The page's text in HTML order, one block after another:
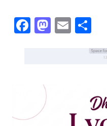
Facebook
Mastodon
Email